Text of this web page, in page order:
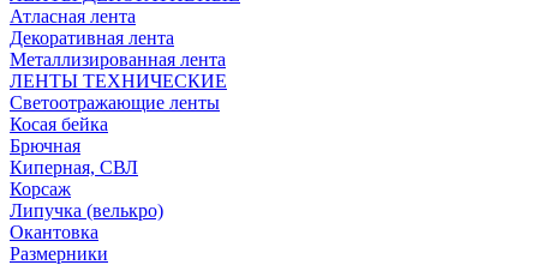
Атласная лента
Декоративная лента
Металлизированная лента
ЛЕНТЫ ТЕХНИЧЕСКИЕ
Светоотражающие ленты
Косая бейка
Брючная
Киперная, СВЛ
Корсаж
Липучка (велькро)
Окантовка
Размерники